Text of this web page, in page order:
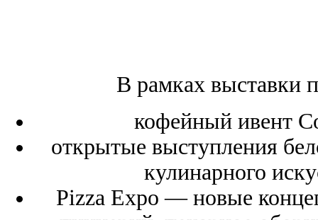
В рамках выставки
кофейный ивент
открытые выступления
кулинарного
Pizza Expo — новые